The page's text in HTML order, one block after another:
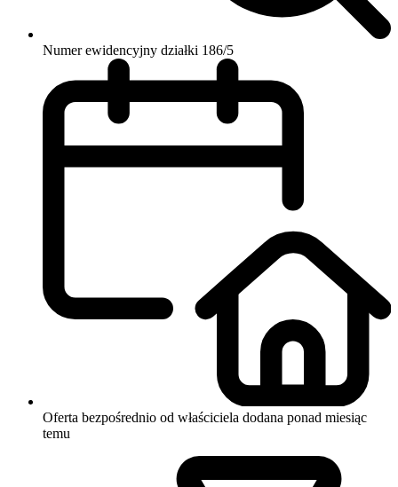
Numer ewidencyjny działki 186/5
Oferta bezpośrednio od właściciela dodana ponad miesiąc
temu